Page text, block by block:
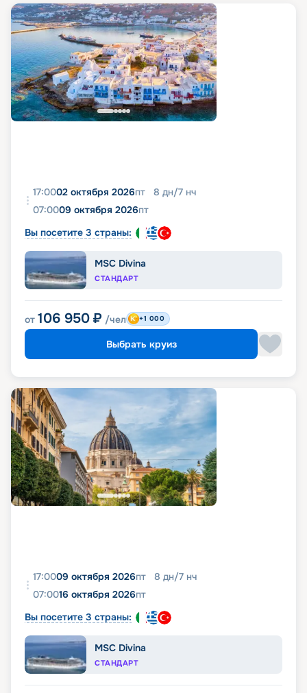
17:0002 октября 2026пт 8 дн/7 нч
07:0009 октября 2026пт
Вы посетите 3 страны:
MSC Divina
СТАНДАРТ
от 106 950 ₽ /чел +1 000
Выбрать круиз
17:0009 октября 2026пт 8 дн/7 нч
07:0016 октября 2026пт
Вы посетите 3 страны:
MSC Divina
СТАНДАРТ